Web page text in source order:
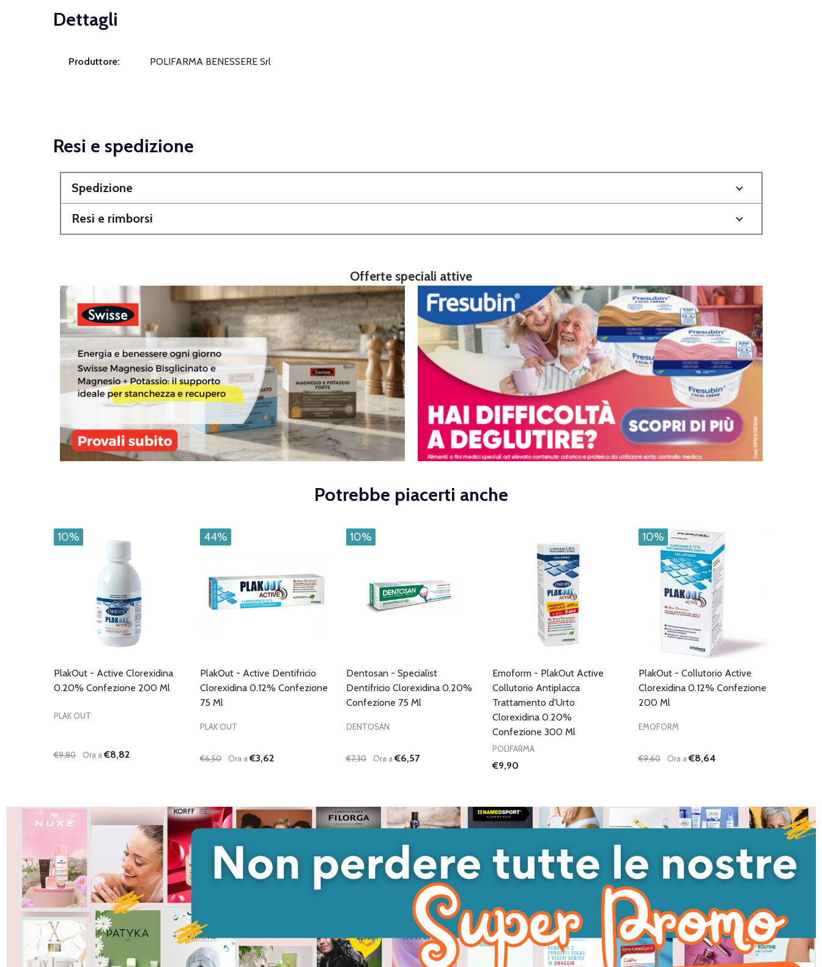
Dettagli
Produttore: POLIFARMA BENESSERE Srl
Resi e spedizione
Spedizione
Resi e rimborsi
Offerte speciali attive
Potrebbe piacerti anche
10%
PlakOut - Active Clorexidina
0.20% Confezione 200 Ml
PLAK OUT
€9,80 Ora a€8,82
44%
PlakOut - Active Dentifricio
Clorexidina 0.12% Confezione
75 Ml
PLAK OUT
€6,50 Ora a€3,62
10%
Dentosan - Specialist
Dentifricio Clorexidina 0.20%
Confezione 75 Ml
DENTOSAN
€7,30 Ora a€6,57
Emoform - PlakOut Active
Collutorio Antiplacca
Trattamento d'Urto
Clorexidina 0.20%
Confezione 300 Ml
POLIFARMA
€9,90
10%
PlakOut - Collutorio Active
Clorexidina 0.12% Confezione
200 Ml
EMOFORM
€9,60 Ora a€8,64